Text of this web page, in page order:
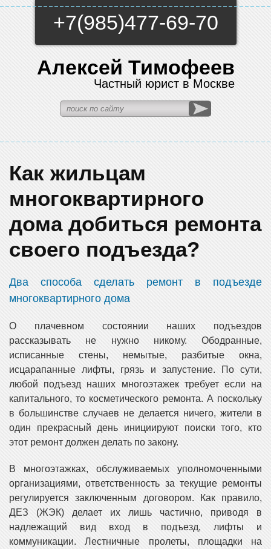
+7(985)477-69-70
Алексей Тимофеев
Частный юрист в Москве
Как жильцам
многоквартирного
дома добиться ремонта
своего подъезда?
Два способа сделать ремонт в подъезде
многоквартирного дома
О плачевном состоянии наших подъездов
рассказывать не нужно никому. Ободранные,
исписанные стены, немытые, разбитые окна,
исцарапанные лифты, грязь и запустение. По сути,
любой подъезд наших многоэтажек требует если на
капитального, то косметического ремонта. А поскольку
в большинстве случаев не делается ничего, жители в
один прекрасный день инициируют поиски того, кто
этот ремонт должен делать по закону.
В многоэтажках, обслуживаемых уполномоченными
организациями, ответственность за текущие ремонты
регулируется заключенным договором. Как правило,
ДЕЗ (ЖЭК) делает их лишь частично, приводя в
надлежащий вид вход в подъезд, лифты и
коммуникации. Лестничные пролеты, площадки на